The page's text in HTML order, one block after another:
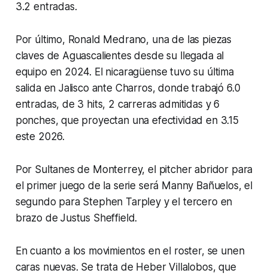
3.2 entradas.
Por último, Ronald Medrano, una de las piezas
claves de Aguascalientes desde su llegada al
equipo en 2024. El nicaragüense tuvo su última
salida en Jalisco ante Charros, donde trabajó 6.0
entradas, de 3 hits, 2 carreras admitidas y 6
ponches, que proyectan una efectividad en 3.15
este 2026.
Por Sultanes de Monterrey, el pitcher abridor para
el primer juego de la serie será Manny Bañuelos, el
segundo para Stephen Tarpley y el tercero en
brazo de Justus Sheffield.
En cuanto a los movimientos en el roster, se unen
caras nuevas. Se trata de Heber Villalobos, que